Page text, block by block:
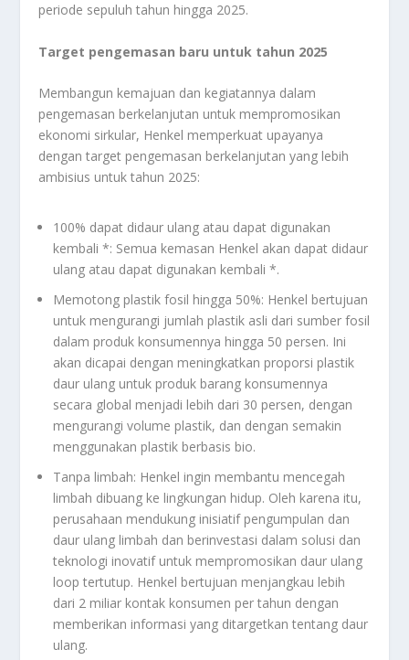
periode sepuluh tahun hingga 2025.
Target pengemasan baru untuk tahun 2025
Membangun kemajuan dan kegiatannya dalam
pengemasan berkelanjutan untuk mempromosikan
ekonomi sirkular, Henkel memperkuat upayanya
dengan target pengemasan berkelanjutan yang lebih
ambisius untuk tahun 2025:
100% dapat didaur ulang atau dapat digunakan
kembali *: Semua kemasan Henkel akan dapat didaur
ulang atau dapat digunakan kembali *.
Memotong plastik fosil hingga 50%: Henkel bertujuan
untuk mengurangi jumlah plastik asli dari sumber fosil
dalam produk konsumennya hingga 50 persen. Ini
akan dicapai dengan meningkatkan proporsi plastik
daur ulang untuk produk barang konsumennya
secara global menjadi lebih dari 30 persen, dengan
mengurangi volume plastik, dan dengan semakin
menggunakan plastik berbasis bio.
Tanpa limbah: Henkel ingin membantu mencegah
limbah dibuang ke lingkungan hidup. Oleh karena itu,
perusahaan mendukung inisiatif pengumpulan dan
daur ulang limbah dan berinvestasi dalam solusi dan
teknologi inovatif untuk mempromosikan daur ulang
loop tertutup. Henkel bertujuan menjangkau lebih
dari 2 miliar kontak konsumen per tahun dengan
memberikan informasi yang ditargetkan tentang daur
ulang.